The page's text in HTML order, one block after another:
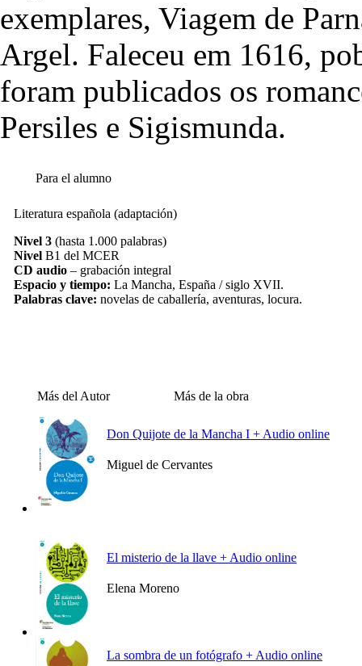
exemplares, Viagem de
Argel. Faleceu em 1616,
foram publicados os
Persiles e Sigismunda.
Para el alumno
Literatura española (adaptación)
Nivel 3 (hasta 1.000 palabras)
Nivel B1 del MCER
CD audio – grabación integral
Espacio y tiempo: La Mancha, España / siglo XVII.
Palabras clave: novelas de caballería, aventuras, locura.
Más del Autor Más de la obra
Don Quijote de la Mancha I + Audio online
Miguel de Cervantes
El misterio de la llave + Audio online
Elena Moreno
La sombra de un fotógrafo + Audio online